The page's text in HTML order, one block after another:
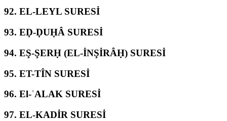
92. EL-LEYL SURESİ
93. EḌ-ḌUḤÂ SURESİ
94. EŞ-ŞERḤ (EL-İNŞİRÂḤ) SURESİ
95. ET-TÎN SURESİ
96. El-ʿALAK SURESİ
97. EL-KADİR SURESİ